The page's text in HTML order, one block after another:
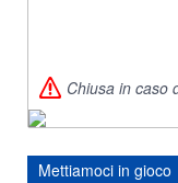
Chiusa in caso
Mettiamoci in gioco